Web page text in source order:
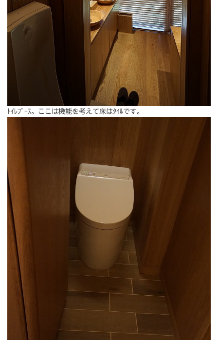
ﾄｲﾚﾌﾞｰｽ。ここは機能を考えて床はﾀｲﾙです。